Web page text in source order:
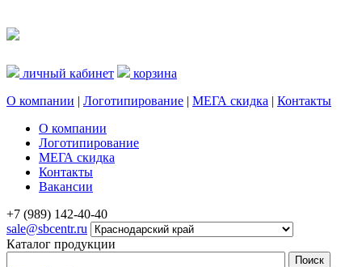
личный кабинет
корзина
О компании | Логотипирование | МЕГА скидка | Контакты
О компании
Логотипирование
МЕГА скидка
Контакты
Вакансии
+7 (989) 142-40-40
sale@sbcentr.ru
Каталог продукции